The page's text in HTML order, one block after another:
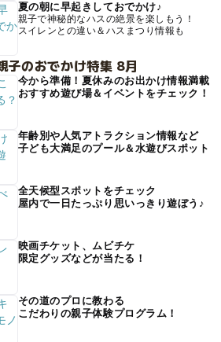
夏の朝に早起きしておでかけ♪
親子で神秘的なハスの絶景を楽しもう！
スイレンとの違い＆ハスまつり情報も
子のおでかけ特集 8月
今から準備！夏休みのお出かけ情報満載
おすすめ遊び場＆イベントをチェック！
年齢別や人気アトラクション情報など
子ども大満足のプール＆水遊びスポット
全天候型スポットをチェック
屋内で一日たっぷり思いっきり遊ぼう♪
映画チケット、ムビチケ
限定グッズなどが当たる！
その道のプロに教わる
こだわりの親子体験プログラム！